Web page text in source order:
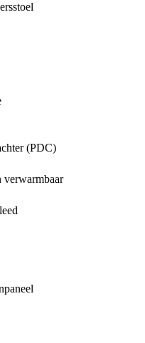
(PDC)
verwarmbaar